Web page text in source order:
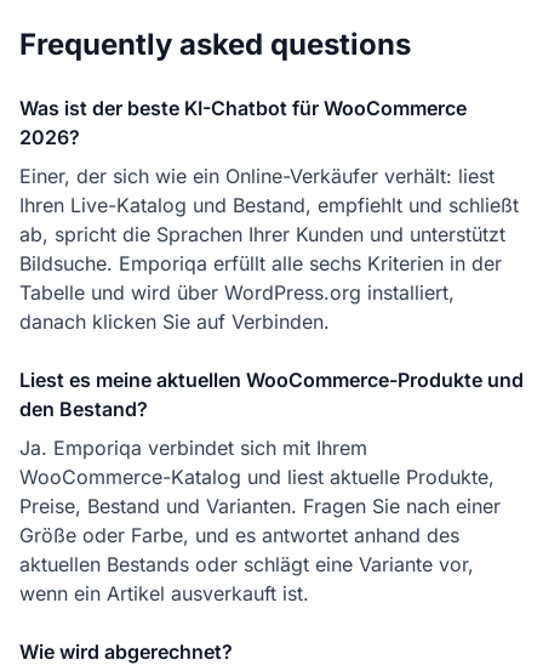
Frequently asked questions
Was ist der beste KI-Chatbot für WooCommerce
2026?
Einer, der sich wie ein Online-Verkäufer verhält: liest
Ihren Live-Katalog und Bestand, empfiehlt und schließt
ab, spricht die Sprachen Ihrer Kunden und unterstützt
Bildsuche. Emporiqa erfüllt alle sechs Kriterien in der
Tabelle und wird über WordPress.org installiert,
danach klicken Sie auf Verbinden.
Liest es meine aktuellen WooCommerce-Produkte und
den Bestand?
Ja. Emporiqa verbindet sich mit Ihrem
WooCommerce-Katalog und liest aktuelle Produkte,
Preise, Bestand und Varianten. Fragen Sie nach einer
Größe oder Farbe, und es antwortet anhand des
aktuellen Bestands oder schlägt eine Variante vor,
wenn ein Artikel ausverkauft ist.
Wie wird abgerechnet?